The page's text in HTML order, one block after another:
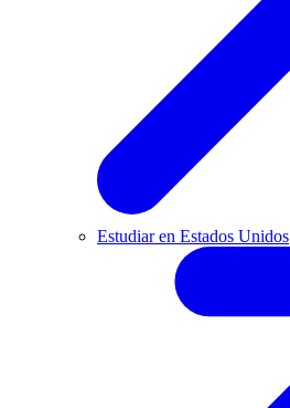
Estudiar en Estados Unidos